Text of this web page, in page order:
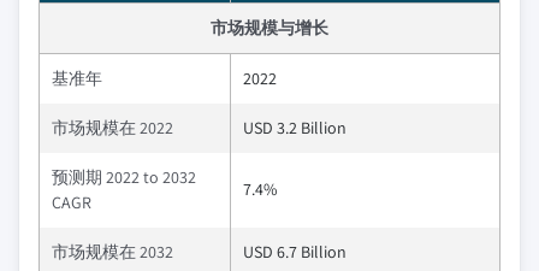
市场规模与增长
基准年 2022
市场规模在 2022 USD 3.2 Billion
预测期 2022 to 2032
CAGR
7.4%
市场规模在 2032 USD 6.7 Billion